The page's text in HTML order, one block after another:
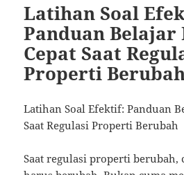
Latihan Soal
Panduan Belajar
Cepat Saat
Properti
Latihan Soal Efektif: Panduan
Saat Regulasi Properti Berubah
Saat regulasi properti berubah,